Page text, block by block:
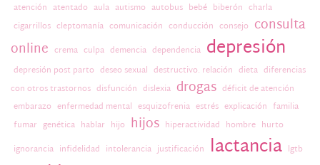
atención atentado aula autismo autobus bebé biberón charla
cigarrillos cleptomanía comunicación conducción consejo consulta
online crema culpa demencia dependencia depresión
depresión post parto deseo sexual destructivo. relación dieta diferencias
con otros trastornos disfunción dislexia drogas déficit de atención
embarazo enfermedad mental esquizofrenia estrés explicación familia
fumar genética hablar hijo hijos hiperactividad hombre hurto
ignorancia infidelidad intolerancia justificación lactancia lgtb